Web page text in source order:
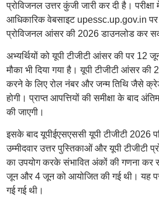
प्रोविजनल उत्तर कुंजी जारी कर दी है। परीक्षा
आधिकारिक वेबसाइट upessc.up.gov.in पर
प्रोविजनल आंसर की 2026 डाउनलोड कर
अभ्यर्थियों को यूपी टीजीटी आंसर की पर 12
मौका भी दिया गया है। यूपी टीजीटी आंसर
करने के लिए रोल नंबर और जन्म तिथि जैसे
होगी। प्राप्त आपत्तियों की समीक्षा के बाद
की जाएगी।
इसके बाद यूपीईएसएससी यूपी टीजीटी 2026
उम्मीदवार उत्तर पुस्तिकाओं और यूपी टीजीटी
का उपयोग करके संभावित अंकों की गणना कर
जून और 4 जून को आयोजित की गई थी। यह
गई गई थी।